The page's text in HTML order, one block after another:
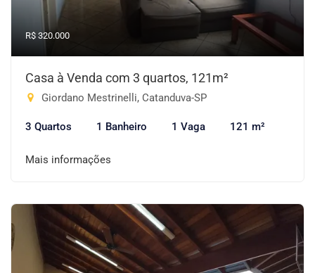
R$ 320.000
Casa à Venda com 3 quartos, 121m²
Giordano Mestrinelli, Catanduva-SP
3 Quartos 1 Banheiro 1 Vaga 121 m²
Mais informações